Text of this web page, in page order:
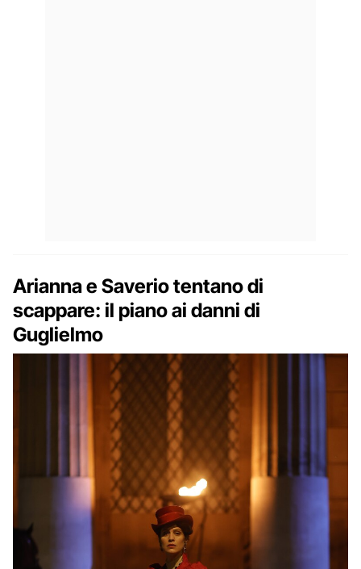
Arianna e Saverio tentano di
scappare: il piano ai danni di
Guglielmo